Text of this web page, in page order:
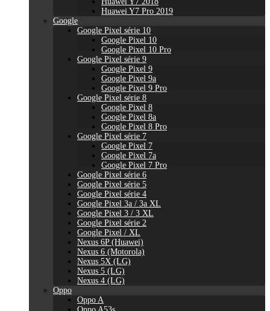
Huawei Y7 Pro 2019
Google
Google Pixel série 10
Google Pixel 10
Google Pixel 10 Pro
Google Pixel série 9
Google Pixel 9
Google Pixel 9a
Google Pixel 9 Pro
Google Pixel série 8
Google Pixel 8
Google Pixel 8a
Google Pixel 8 Pro
Google Pixel série 7
Google Pixel 7
Google Pixel 7a
Google Pixel 7 Pro
Google Pixel série 6
Google Pixel série 5
Google Pixel série 4
Google Pixel 3a / 3a XL
Google Pixel 3 / 3 XL
Google Pixel série 2
Google Pixel / XL
Nexus 6P (Huawei)
Nexus 6 (Motorola)
Nexus 5X (LG)
Nexus 5 (LG)
Nexus 4 (LG)
Oppo
Oppo A